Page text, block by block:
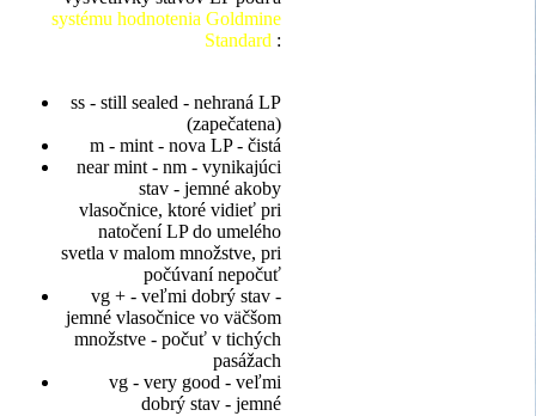
systému hodnotenia Goldmine
Standard :
ss - still sealed - nehraná LP
(zapečatena)
m - mint - nova LP - čistá
near mint - nm - vynikajúci
stav - jemné akoby
vlasočnice, ktoré vidieť pri
natočení LP do umelého
svetla v malom množstve, pri
počúvaní nepočuť
vg + - veľmi dobrý stav -
jemné vlasočnice vo väčšom
množstve - počuť v tichých
pasážach
vg - very good - veľmi
dobrý stav - jemné